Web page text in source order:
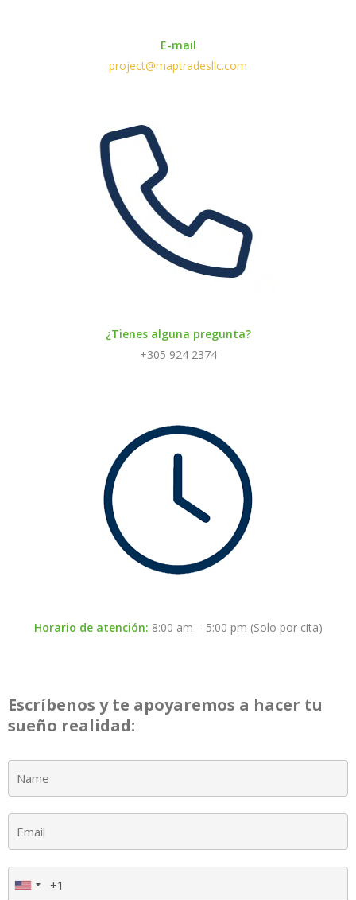
E-mail
project@maptradesllc.com
¿Tienes alguna pregunta?
+305 924 2374
Horario de atención: 8:00 am – 5:00 pm (Solo por cita)
Escríbenos y te apoyaremos a hacer tu
sueño realidad: